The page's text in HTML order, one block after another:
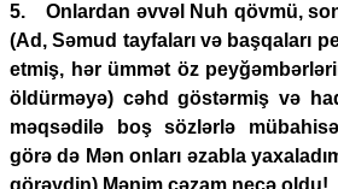
5. Onlardan əvvəl Nuh qövmü,
(Ad, Səmud tayfaları və başqaları
etmiş, hər ümmət öz
öldürməyə) cəhd göstərmiş və
məqsədilə boş sözlərlə
görə də Mən onları əzabla
görəydin) Mənim cəzam necə oldu!